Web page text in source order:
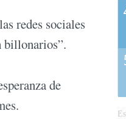
redes sociales
billonarios”.
de